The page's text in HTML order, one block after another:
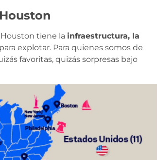
tiene la infraestructura, la
explotar. Para quienes somos de
favoritas, quizás sorpresas bajo